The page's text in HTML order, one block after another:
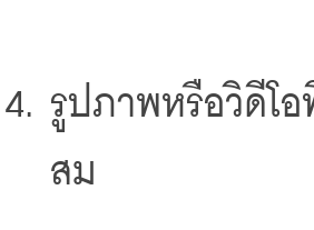
รูปภาพหรือวิดีโอ
สม